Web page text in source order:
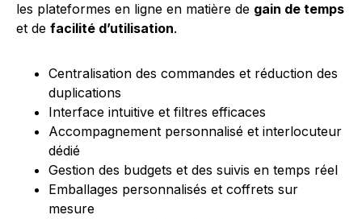
les plateformes en ligne en matière de gain de temps
et de facilité d’utilisation.
Centralisation des commandes et réduction des
duplications
Interface intuitive et filtres efficaces
Accompagnement personnalisé et interlocuteur
dédié
Gestion des budgets et des suivis en temps réel
Emballages personnalisés et coffrets sur
mesure